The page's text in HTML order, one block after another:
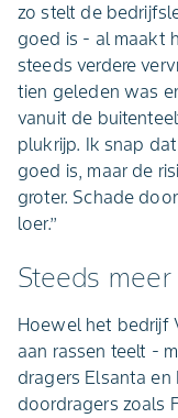
zo stelt de
goed is - al maakt
steeds verdere
tien geleden was
vanuit de
plukrijp. Ik snap
goed is, maar de
groter. Schade
loer.’’
Steeds
Hoewel het bedrijf
aan rassen teelt -
dragers Elsanta en
doordragers zoals